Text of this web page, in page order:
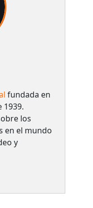
fundada en
1939.
los
en el mundo
y